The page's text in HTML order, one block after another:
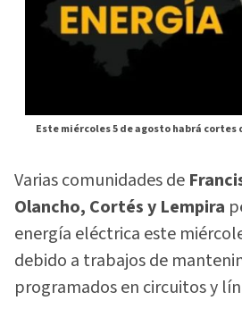
Este miércoles 5 de agosto habrá cortes
Varias comunidades de
Olancho, Cortés y Lempira
energía eléctrica este
debido a trabajos de
programados en circuitos y